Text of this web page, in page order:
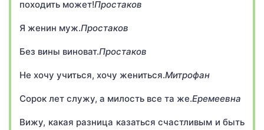
походить может!Простаков
Я женин муж.Простаков
Без вины виноват.Простаков
Не хочу учиться, хочу жениться.Митрофан
Сорок лет служу, а милость все та же.Еремеевна
Вижу, какая разница казаться счастливым и быть